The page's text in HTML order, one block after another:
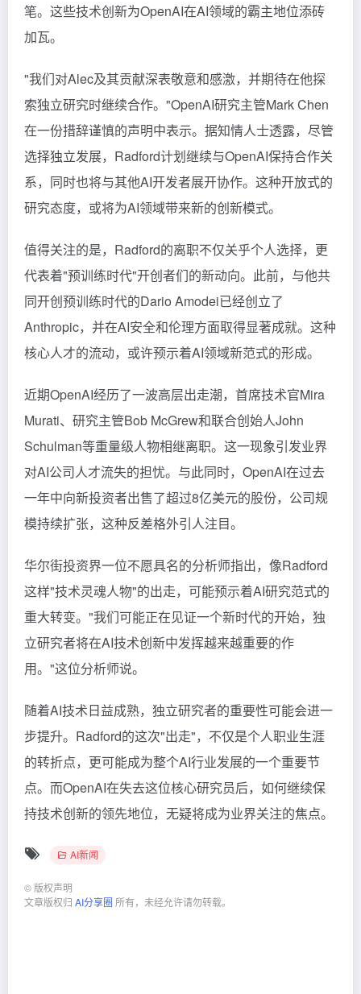
笔。这些技术创新为OpenAI在AI领域的霸主地位添砖
加瓦。
"我们对Alec及其贡献深表敬意和感激，并期待在他探
索独立研究时继续合作。"OpenAI研究主管Mark Chen
在一份措辞谨慎的声明中表示。据知情人士透露，尽管
选择独立发展，Radford计划继续与OpenAI保持合作关
系，同时也将与其他AI开发者展开协作。这种开放式的
研究态度，或将为AI领域带来新的创新模式。
值得关注的是，Radford的离职不仅关乎个人选择，更
代表着"预训练时代"开创者们的新动向。此前，与他共
同开创预训练时代的Dario Amodei已经创立了
Anthropic，并在AI安全和伦理方面取得显著成就。这种
核心人才的流动，或许预示着AI领域新范式的形成。
近期OpenAI经历了一波高层出走潮，首席技术官Mira
Murati、研究主管Bob McGrew和联合创始人John
Schulman等重量级人物相继离职。这一现象引发业界
对AI公司人才流失的担忧。与此同时，OpenAI在过去
一年中向新投资者出售了超过8亿美元的股份，公司规
模持续扩张，这种反差格外引人注目。
华尔街投资界一位不愿具名的分析师指出，像Radford
这样"技术灵魂人物"的出走，可能预示着AI研究范式的
重大转变。"我们可能正在见证一个新时代的开始，独
立研究者将在AI技术创新中发挥越来越重要的作
用。"这位分析师说。
随着AI技术日益成熟，独立研究者的重要性可能会进一
步提升。Radford的这次"出走"，不仅是个人职业生涯
的转折点，更可能成为整个AI行业发展的一个重要节
点。而OpenAI在失去这位核心研究员后，如何继续保
持技术创新的领先地位，无疑将成为业界关注的焦点。
AI新闻
© 版权声明
文章版权归 AI分享圈 所有，未经允许请勿转载。